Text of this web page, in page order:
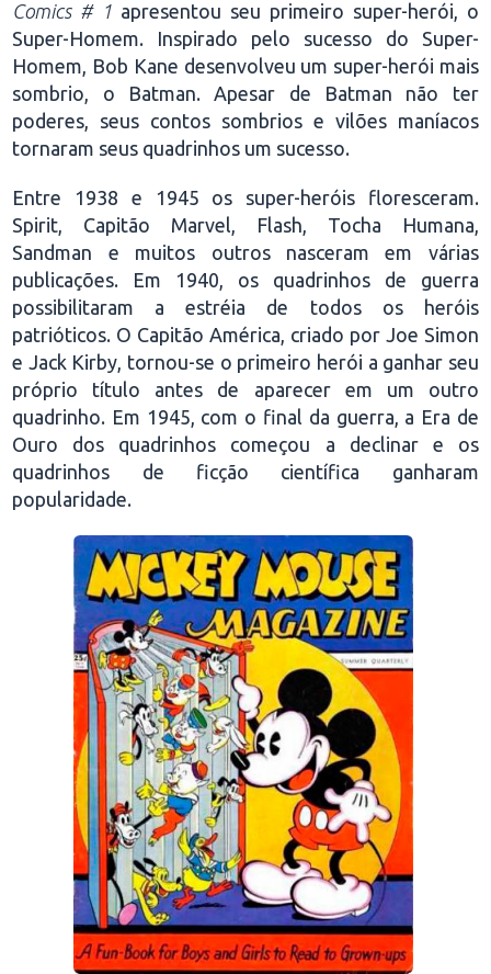
Comics # 1 apresentou seu primeiro super-herói, o
Super-Homem. Inspirado pelo sucesso do Super-
Homem, Bob Kane desenvolveu um super-herói mais
sombrio, o Batman. Apesar de Batman não ter
poderes, seus contos sombrios e vilões maníacos
tornaram seus quadrinhos um sucesso.
Entre 1938 e 1945 os super-heróis floresceram.
Spirit, Capitão Marvel, Flash, Tocha Humana,
Sandman e muitos outros nasceram em várias
publicações. Em 1940, os quadrinhos de guerra
possibilitaram a estréia de todos os heróis
patrióticos. O Capitão América, criado por Joe Simon
e Jack Kirby, tornou-se o primeiro herói a ganhar seu
próprio título antes de aparecer em um outro
quadrinho. Em 1945, com o final da guerra, a Era de
Ouro dos quadrinhos começou a declinar e os
quadrinhos de ficção científica ganharam
popularidade.